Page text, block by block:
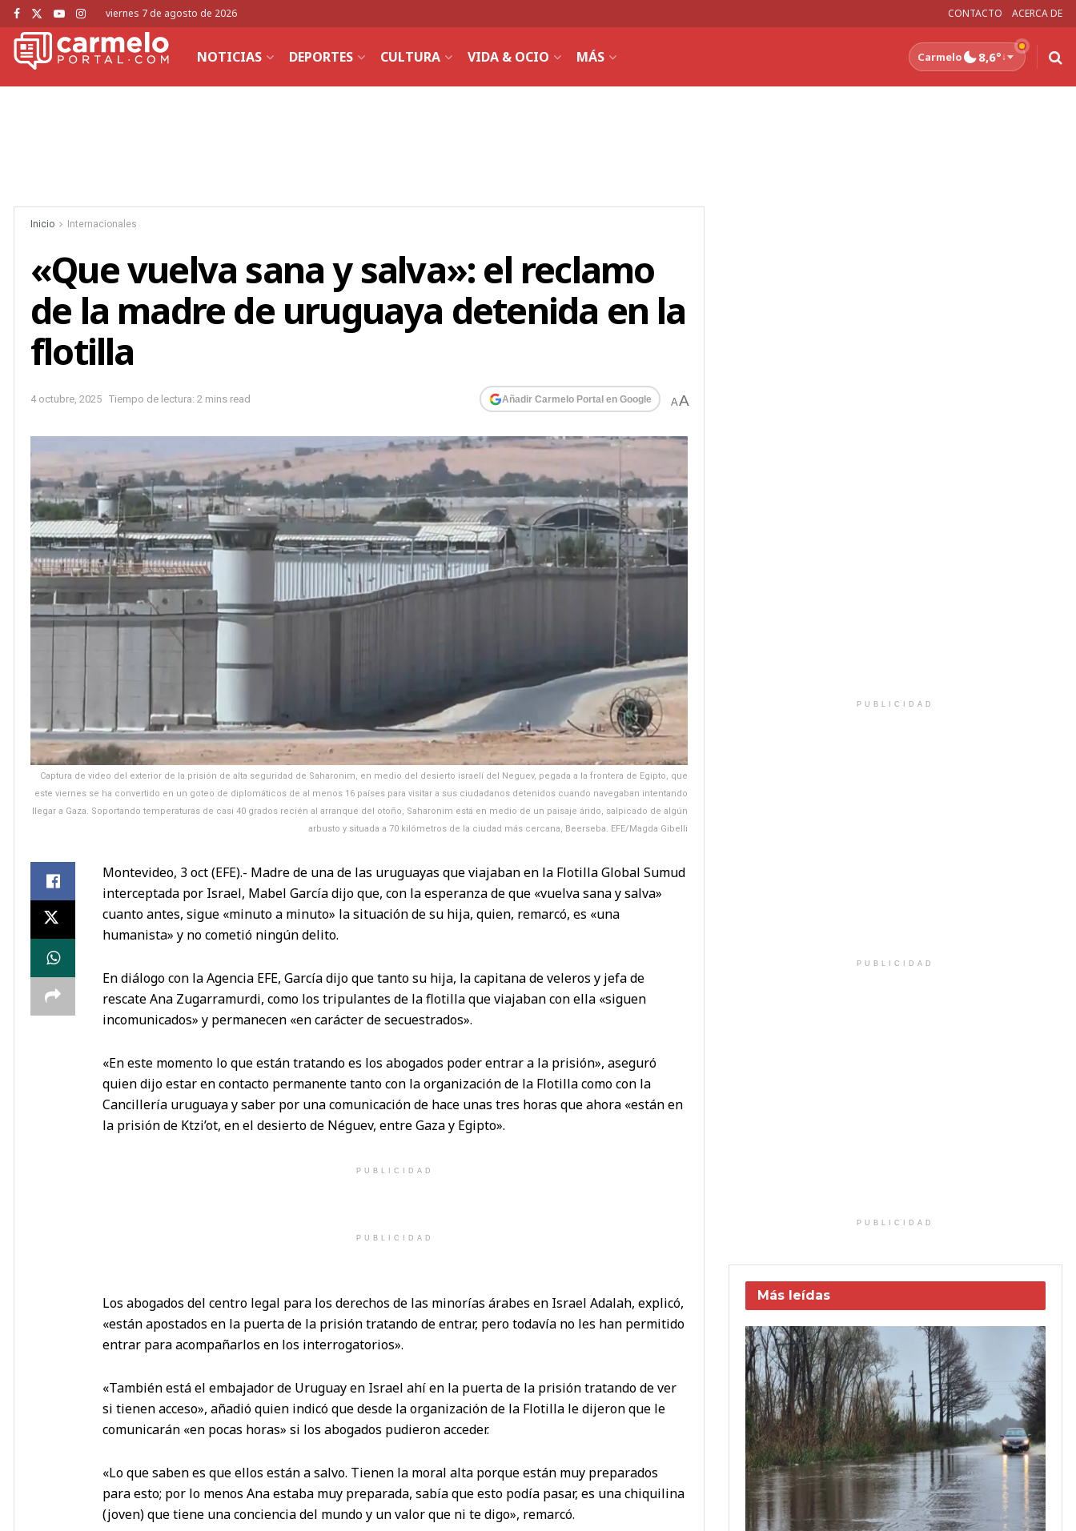
viernes 7 de agosto de 2026 CONTACTO ACERCA DE
NOTICIAS DEPORTES CULTURA VIDA & OCIO MÁS Carmelo 8,6°↓
Inicio Internacionales
«Que vuelva sana y salva»: el reclamo
de la madre de uruguaya detenida en la
flotilla
4 octubre, 2025 Tiempo de lectura: 2 mins read Añadir Carmelo Portal en Google AA
Captura de video del exterior de la prisión de alta seguridad de Saharonim, en medio del desierto israelí del Neguev, pegada a la frontera de Egipto, que
este viernes se ha convertido en un goteo de diplomáticos de al menos 16 países para visitar a sus ciudadanos detenidos cuando navegaban intentando
llegar a Gaza. Soportando temperaturas de casi 40 grados recién al arranque del otoño, Saharonim está en medio de un paisaje árido, salpicado de algún
arbusto y situada a 70 kilómetros de la ciudad más cercana, Beerseba. EFE/Magda Gibelli
Montevideo, 3 oct (EFE).- Madre de una de las uruguayas que viajaban en la Flotilla Global Sumud
interceptada por Israel, Mabel García dijo que, con la esperanza de que «vuelva sana y salva»
cuanto antes, sigue «minuto a minuto» la situación de su hija, quien, remarcó, es «una
humanista» y no cometió ningún delito.
En diálogo con la Agencia EFE, García dijo que tanto su hija, la capitana de veleros y jefa de
rescate Ana Zugarramurdi, como los tripulantes de la flotilla que viajaban con ella «siguen
incomunicados» y permanecen «en carácter de secuestrados».
«En este momento lo que están tratando es los abogados poder entrar a la prisión», aseguró
quien dijo estar en contacto permanente tanto con la organización de la Flotilla como con la
Cancillería uruguaya y saber por una comunicación de hace unas tres horas que ahora «están en
la prisión de Ktzi’ot, en el desierto de Néguev, entre Gaza y Egipto».
PUBLICIDAD
PUBLICIDAD
Los abogados del centro legal para los derechos de las minorías árabes en Israel Adalah, explicó,
«están apostados en la puerta de la prisión tratando de entrar, pero todavía no les han permitido
entrar para acompañarlos en los interrogatorios».
«También está el embajador de Uruguay en Israel ahí en la puerta de la prisión tratando de ver
si tienen acceso», añadió quien indicó que desde la organización de la Flotilla le dijeron que le
comunicarán «en pocas horas» si los abogados pudieron acceder.
«Lo que saben es que ellos están a salvo. Tienen la moral alta porque están muy preparados
para esto; por lo menos Ana estaba muy preparada, sabía que esto podía pasar, es una chiquilina
(joven) que tiene una conciencia del mundo y un valor que ni te digo», remarcó.
PUBLICIDAD
PUBLICIDAD
PUBLICIDAD
Más leídas